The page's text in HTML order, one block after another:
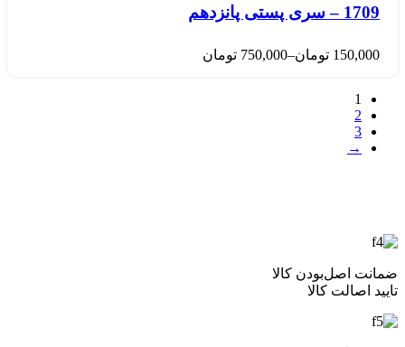
1709 – سری پستی پانزدهم
150,000 تومان–
750,000 تومان
1
2
3
→
ضمانت اصل‌بودن کالا
تایید اصالت کالا